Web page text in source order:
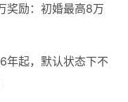
奖励：初婚最高8万
年起，默认状态下不